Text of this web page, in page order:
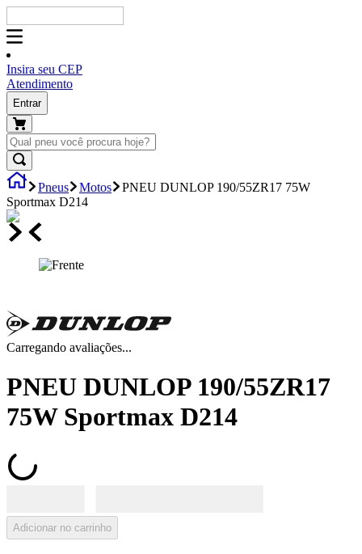
Insira seu CEP
Atendimento
Entrar
Pneus Motos
PNEU DUNLOP 190/55ZR17 75W
Sportmax D214
Carregando avaliações...
PNEU DUNLOP 190/55ZR17
75W Sportmax D214
Adicionar no carrinho